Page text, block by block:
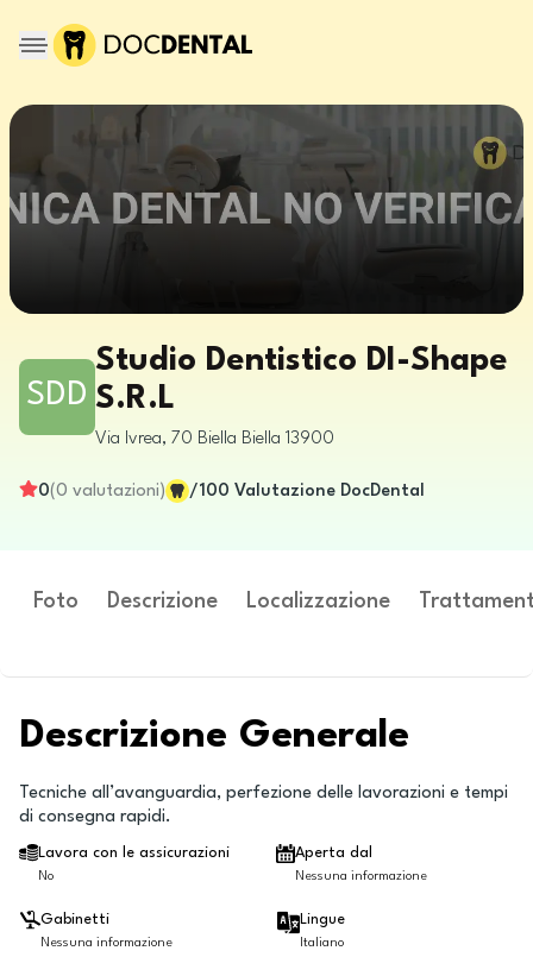
SDD
Studio Dentistico DI-Shape
S.R.L
Via Ivrea, 70 Biella Biella 13900
0(0 valutazioni) /100 Valutazione DocDental
Foto Descrizione Localizzazione
Descrizione Generale
Tecniche all’avanguardia, perfezione delle lavorazioni e tempi
di consegna rapidi.
Lavora con le assicurazioni
No
Aperta dal
Nessuna informazione
Gabinetti
Nessuna informazione
Lingue
Italiano